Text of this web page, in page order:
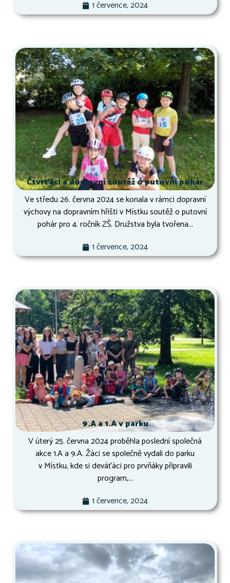
1 července, 2024
Čtvrťáci a dopravní soutěž o putovní pohár
Ve středu 26. června 2024 se konala v rámci dopravní
výchovy na dopravním hřišti v Místku soutěž o putovní
pohár pro 4. ročník ZŠ. Družstva byla tvořena...
1 července, 2024
9.A a 1.A v parku
V úterý 25. června 2024 proběhla poslední společná
akce 1.A a 9.A. Žáci se společně vydali do parku
v Místku, kde si deváťáci pro prvňáky připravili
program,...
1 července, 2024